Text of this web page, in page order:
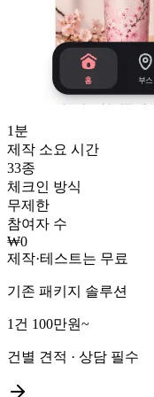
1 분
제작 소요 시간
33종
체크인 방식
무제한
참여자 수
₩0
제작·테스트는 무료
기존 패키지 솔루션
1건 100만원~
건별 견적 · 상담 필수